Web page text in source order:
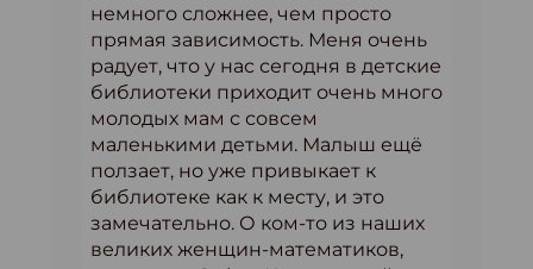
немного сложнее, чем просто
прямая зависимость. Меня очень
радует, что у нас сегодня в детские
библиотеки приходит очень много
молодых мам с совсем
маленькими детьми. Малыш ещё
ползает, но уже привыкает к
библиотеке как к месту, и это
замечательно. О ком-то из наших
великих женщин-математиков,